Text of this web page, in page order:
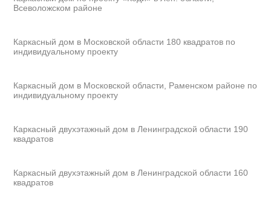
Всеволожском районе
200 м²
Каркасный дом в Московской области 180 квадратов по
индивидуальному проекту
100 м²
Каркасный дом в Московской области, Раменском районе по
индивидуальному проекту
190 м²
Каркасный двухэтажный дом в Ленинградской области 190
квадратов
160 м²
Каркасный двухэтажный дом в Ленинградской области 160
квадратов